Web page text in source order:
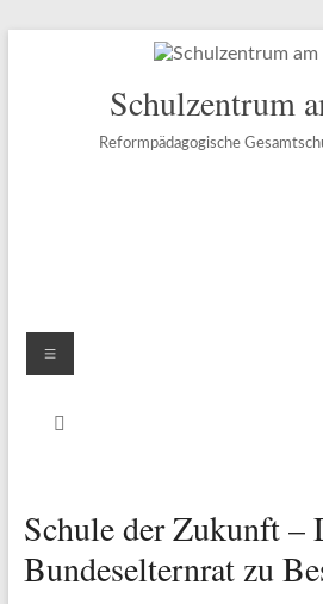
Schulzentrum
Reformpädagogische
Menü
Schule der Zukunft –
Bundeselternrat zu